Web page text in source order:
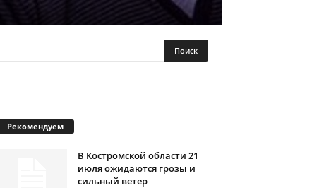
Рекомендуем
В Костромской области 21
июля ожидаются грозы и
сильный ветер